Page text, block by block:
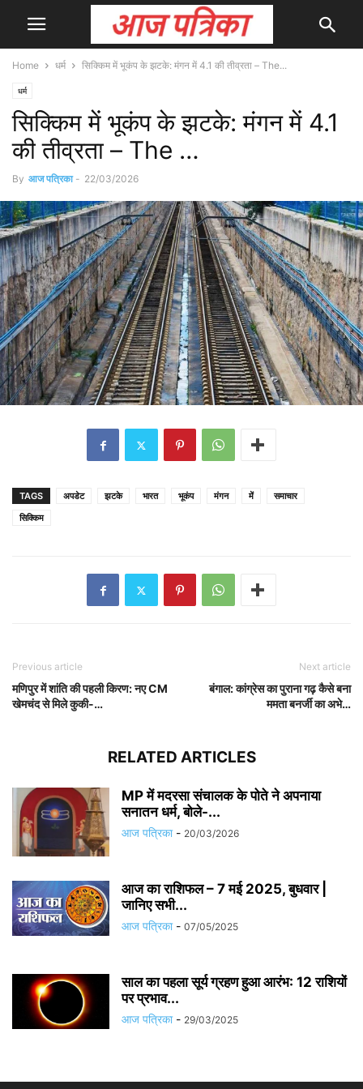
Home धर्म सिक्किम में भूकंप के झटके: मंगन में 4.1 की तीव्रता – The...
धर्म
सिक्किम में भूकंप के झटके: मंगन में 4.1
की तीव्रता – The …
By आज पत्रिका - 22/03/2026
TAGS अपडेट झटके भारत भूकंप मंगन में
समाचार
सिक्किम
Previous article
मणिपुर में शांति की पहली किरण: नए CM
खेमचंद से मिले कुकी-…
Next article
बंगाल: कांग्रेस का पुराना गढ़ कैसे बना
ममता बनर्जी का अभे…
RELATED ARTICLES
MP में मदरसा संचालक के पोते ने अपनाया
सनातन धर्म, बोले-...
आज पत्रिका - 20/03/2026
आज का राशिफल – 7 मई 2025, बुधवार |
जानिए सभी...
आज पत्रिका - 07/05/2025
साल का पहला सूर्य ग्रहण हुआ आरंभ: 12 राशियों
पर प्रभाव...
आज पत्रिका - 29/03/2025